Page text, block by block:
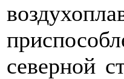
северной